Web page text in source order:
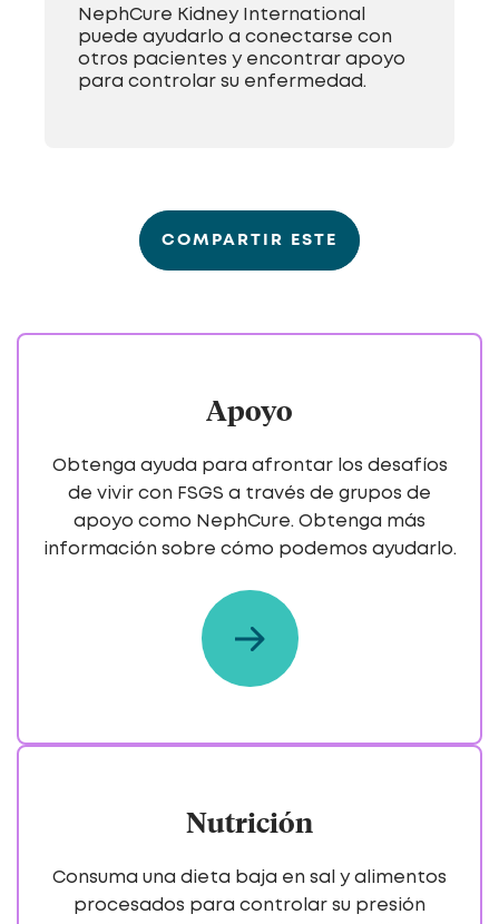
NephCure Kidney International
puede ayudarlo a conectarse con
otros pacientes y encontrar apoyo
para controlar su enfermedad.
COMPARTIR ESTE
Apoyo
Obtenga ayuda para afrontar los desafíos
de vivir con FSGS a través de grupos de
apoyo como NephCure. Obtenga más
información sobre cómo podemos ayudarlo.
Nutrición
Consuma una dieta baja en sal y alimentos
procesados para controlar su presión